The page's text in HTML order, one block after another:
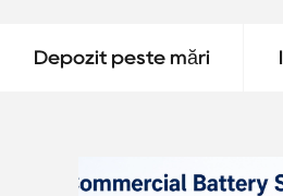
Depozit peste mări